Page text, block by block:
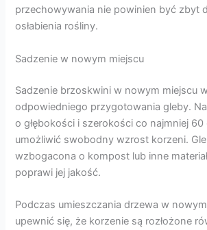
przechowywania nie powinien być zbyt
osłabienia rośliny.
Sadzenie w nowym miejscu
Sadzenie brzoskwini w nowym miejscu
odpowiedniego przygotowania gleby.
o głębokości i szerokości co najmniej 60
umożliwić swobodny wzrost korzeni.
wzbogacona o kompost lub inne
poprawi jej jakość.
Podczas umieszczania drzewa w
upewnić się, że korzenie są rozłożone